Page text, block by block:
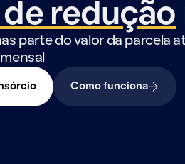
redução
parte do valor da parcela
Como funciona